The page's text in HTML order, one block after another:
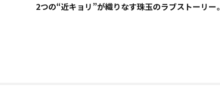
2つの“近キョリ”が織りなす珠玉のラブストーリー。